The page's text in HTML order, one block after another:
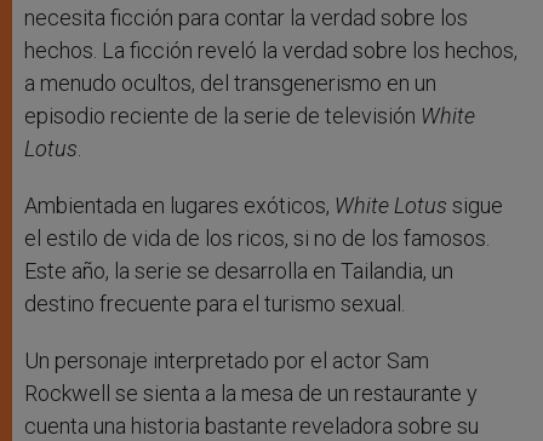
necesita ficción para contar la verdad sobre los
hechos. La ficción reveló la verdad sobre los hechos,
a menudo ocultos, del transgenerismo en un
episodio reciente de la serie de televisión White
Lotus
Ambientada en lugares exóticos, White Lotus sigue
el estilo de vida de los ricos, si no de los famosos.
Este año, la serie se desarrolla en Tailandia, un
destino frecuente para el turismo sexual.
Un personaje interpretado por el actor Sam
Rockwell se sienta a la mesa de un restaurante y
cuenta una historia bastante reveladora sobre su